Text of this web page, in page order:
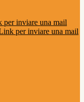
per inviare una mail
per inviare una mail